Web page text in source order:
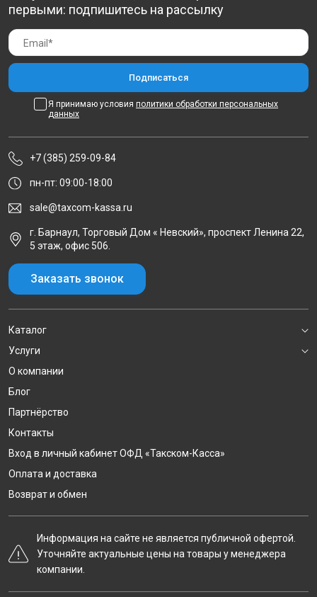
первыми: подпишитесь на рассылку
Я принимаю условия политики обработки персональных
данных
+7 (385) 259-09-84
пн-пт: 09:00-18:00
sale@taxcom-kassa.ru
г. Барнаул, Торговый Дом « Невский», проспект Ленина 22,
5 этаж, офис 506.
Заказать звонок
Каталог
Услуги
О компании
Блог
Партнёрство
Контакты
Вход в личный кабинет ОФД «Такском-Касса»
Оплата и доставка
Возврат и обмен
Информация на сайте не является публичной офертой.
Уточняйте актуальные цены на товары у менеджера
компании.